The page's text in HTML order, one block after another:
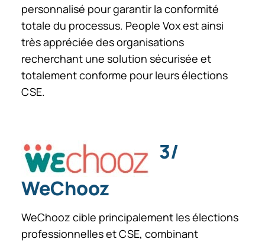
personnalisé pour garantir la conformité
totale du processus. People Vox est ainsi
très appréciée des organisations
recherchant une solution sécurisée et
totalement conforme pour leurs élections
CSE.
3/
WeChooz
WeChooz cible principalement les élections
professionnelles et CSE, combinant